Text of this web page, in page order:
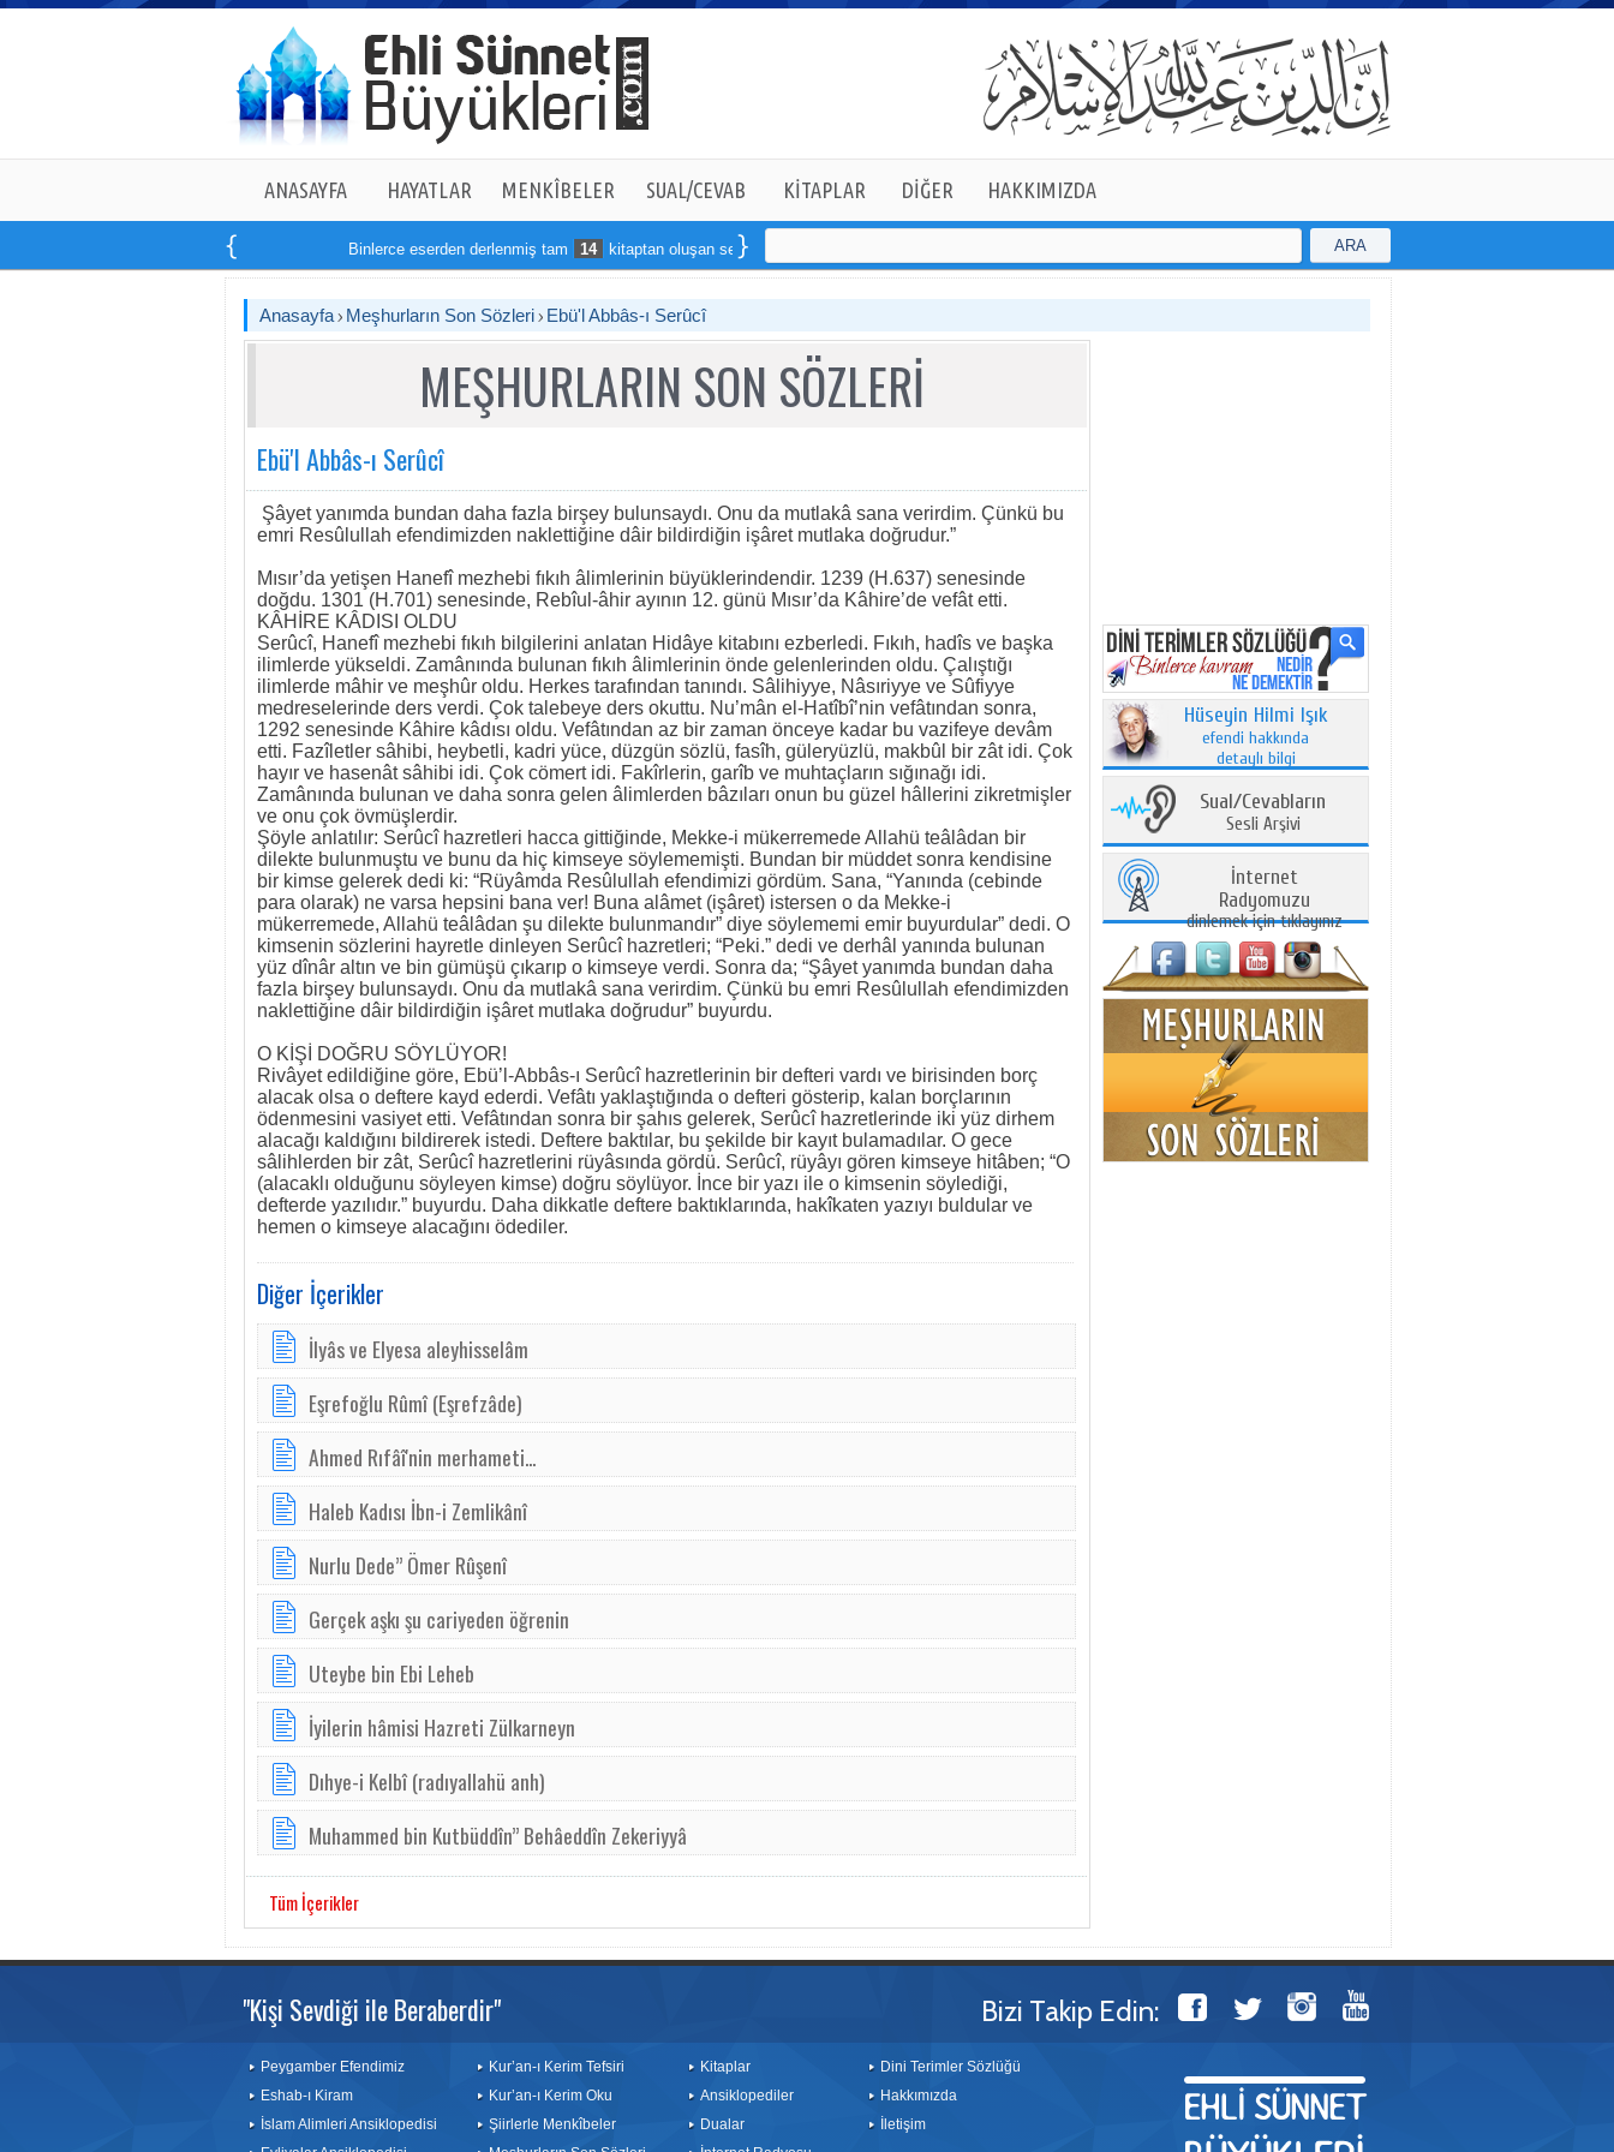
ANASAYFA HAYATLAR MENKÎBELER SUAL/CEVAB KİTAPLAR DİĞER HAKKIMIZDA
Binlerce eserden derlenmiş tam 14 kitaptan oluşan seti online sipariş verebilirsiniz ARA
Anasayfa Meşhurların Son Sözleri Ebü'l Abbâs-ı Serûcî
MEŞHURLARIN SON SÖZLERİ
Ebü'l Abbâs-ı Serûcî
Şâyet yanımda bundan daha fazla birşey bulunsaydı. Onu da mutlakâ sana verirdim. Çünkü bu
emri Resûlullah efendimizden naklettiğine dâir bildirdiğin işâret mutlaka doğrudur.”
Mısır’da yetişen Hanefî mezhebi fıkıh âlimlerinin büyüklerindendir. 1239 (H.637) senesinde
doğdu. 1301 (H.701) senesinde, Rebîul-âhir ayının 12. günü Mısır’da Kâhire’de vefât etti.
KÂHİRE KÂDISI OLDU
Serûcî, Hanefî mezhebi fıkıh bilgilerini anlatan Hidâye kitabını ezberledi. Fıkıh, hadîs ve başka
ilimlerde yükseldi. Zamânında bulunan fıkıh âlimlerinin önde gelenlerinden oldu. Çalıştığı
ilimlerde mâhir ve meşhûr oldu. Herkes tarafından tanındı. Sâlihiyye, Nâsıriyye ve Sûfiyye
medreselerinde ders verdi. Çok talebeye ders okuttu. Nu’mân el-Hatîbî’nin vefâtından sonra,
1292 senesinde Kâhire kâdısı oldu. Vefâtından az bir zaman önceye kadar bu vazifeye devâm
etti. Fazîletler sâhibi, heybetli, kadri yüce, düzgün sözlü, fasîh, güleryüzlü, makbûl bir zât idi. Çok
hayır ve hasenât sâhibi idi. Çok cömert idi. Fakîrlerin, garîb ve muhtaçların sığınağı idi.
Zamânında bulunan ve daha sonra gelen âlimlerden bâzıları onun bu güzel hâllerini zikretmişler
ve onu çok övmüşlerdir.
Şöyle anlatılır: Serûcî hazretleri hacca gittiğinde, Mekke-i mükerremede Allahü teâlâdan bir
dilekte bulunmuştu ve bunu da hiç kimseye söylememişti. Bundan bir müddet sonra kendisine
bir kimse gelerek dedi ki: “Rüyâmda Resûlullah efendimizi gördüm. Sana, “Yanında (cebinde
para olarak) ne varsa hepsini bana ver! Buna alâmet (işâret) istersen o da Mekke-i
mükerremede, Allahü teâlâdan şu dilekte bulunmandır” diye söylememi emir buyurdular” dedi. O
kimsenin sözlerini hayretle dinleyen Serûcî hazretleri; “Peki.” dedi ve derhâl yanında bulunan
yüz dînâr altın ve bin gümüşü çıkarıp o kimseye verdi. Sonra da; “Şâyet yanımda bundan daha
fazla birşey bulunsaydı. Onu da mutlakâ sana verirdim. Çünkü bu emri Resûlullah efendimizden
naklettiğine dâir bildirdiğin işâret mutlaka doğrudur” buyurdu.
O KİŞİ DOĞRU SÖYLÜYOR!
Rivâyet edildiğine göre, Ebü’l-Abbâs-ı Serûcî hazretlerinin bir defteri vardı ve birisinden borç
alacak olsa o deftere kayd ederdi. Vefâtı yaklaştığında o defteri gösterip, kalan borçlarının
ödenmesini vasiyet etti. Vefâtından sonra bir şahıs gelerek, Serûcî hazretlerinde iki yüz dirhem
alacağı kaldığını bildirerek istedi. Deftere baktılar, bu şekilde bir kayıt bulamadılar. O gece
sâlihlerden bir zât, Serûcî hazretlerini rüyâsında gördü. Serûcî, rüyâyı gören kimseye hitâben; “O
(alacaklı olduğunu söyleyen kimse) doğru söylüyor. İnce bir yazı ile o kimsenin söylediği,
defterde yazılıdır.” buyurdu. Daha dikkatle deftere baktıklarında, hakîkaten yazıyı buldular ve
hemen o kimseye alacağını ödediler.
Diğer İçerikler
İlyâs ve Elyesa aleyhisselâm
Eşrefoğlu Rûmî (Eşrefzâde)
Ahmed Rıfâî'nin merhameti...
Haleb Kadısı İbn-i Zemlikânî
Nurlu Dede” Ömer Rûşenî
Gerçek aşkı şu cariyeden öğrenin
Uteybe bin Ebi Leheb
İyilerin hâmisi Hazreti Zülkarneyn
Dıhye-i Kelbî (radıyallahü anh)
Muhammed bin Kutbüddîn” Behâeddîn Zekeriyyâ
Tüm İçerikler
Hüseyin Hilmi Işık
efendi hakkında
detaylı bilgi
Sual/Cevabların
Sesli Arşivi
İnternet
Radyomuzu
dinlemek için tıklayınız
"Kişi Sevdiği ile Beraberdir" Bizi Takip Edin:
Peygamber Efendimiz
Eshab-ı Kiram
İslam Alimleri Ansiklopedisi
Kur’an-ı Kerim Tefsiri
Kur’an-ı Kerim Oku
Şiirlerle Menkîbeler
Kitaplar
Ansiklopediler
Dualar
Dini Terimler Sözlüğü
Hakkımızda
İletişim